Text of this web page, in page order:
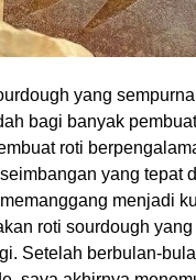
yang
bagi banyak
roti
yang tepat
menjadi
roti sourdough
Setelah berbulan-